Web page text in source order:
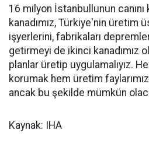
16 milyon İstanbullunun canını
kanadımız, Türkiye'nin üretim
işyerlerini, fabrikaları
getirmeyi de ikinci kanadımız
planlar üretip uygulamalıyız.
korumak hem üretim
ancak bu şekilde mümkün
Kaynak: IHA